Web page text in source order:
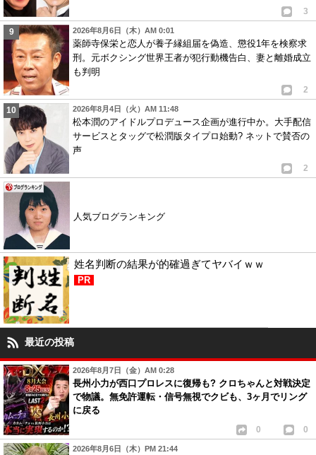
3
2026年8月6日（木）AM 0:01
薬師寺保栄と恋人が養子縁組届を偽造、懲役1年を検察求
刑。元ボクシング世界王者が犯行動機告白、妻と離婚成立
も判明
2
2026年8月4日（火）AM 11:48
松本潤のアイドルプロデュース企画が進行中か。大手配信
サービスとタッグで松潤版タイプロ始動? ネットで賛否の
声
2
人気ブログランキング
姓名判断の結果が的確過ぎてヤバイｗｗ
PR
最近の投稿
2026年8月7日（金）AM 0:28
長州小力が西口プロレスに復帰も? クロちゃんと対戦決定
で物議。無免許運転・信号無視でクビも、3ヶ月でリング
に戻る
0 0
2026年8月6日（木）PM 21:44